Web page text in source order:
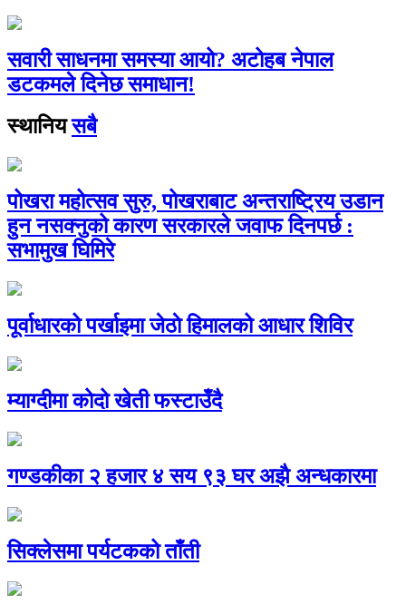
सवारी साधनमा समस्या आयो? अटोहब नेपाल
डटकमले दिनेछ समाधान!
स्थानियसबै
पोखरा महोत्सव सुरु, पोखराबाट अन्तराष्ट्रिय उडान
हुन नसक्नुको कारण सरकारले जवाफ दिनपर्छ :
सभामुख घिमिरे
पूर्वाधारको पर्खाइमा जेठाे हिमालको आधार शिविर
म्याग्दीमा कोदो खेती फस्टाउँदै
गण्डकीका २ हजार ४ सय ९३ घर अझै अन्धकारमा
सिक्लेसमा पर्यटकको ताँती